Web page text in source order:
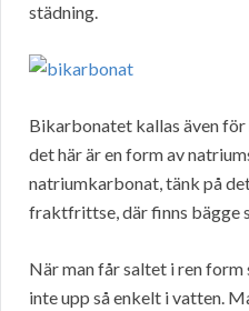
städning.
Bikarbonatet kallas även
det här är en form av
natriumkarbonat, tänk på
fraktfrittse, där finns bägge
När man får saltet i ren
inte upp så enkelt i vatten.